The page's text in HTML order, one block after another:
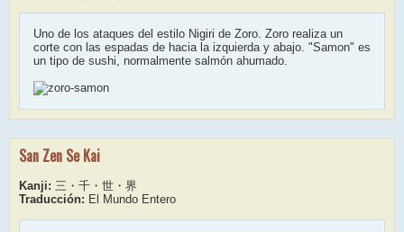
Uno de los ataques del estilo Nigiri de Zoro. Zoro realiza un
corte con las espadas de hacia la izquierda y abajo. "Samon" es
un tipo de sushi, normalmente salmón ahumado.
San Zen Se Kai
Kanji: 三・千・世・界
Traducción: El Mundo Entero